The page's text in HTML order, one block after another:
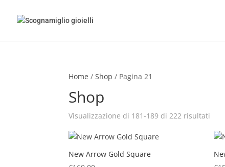
Home /Shop / Pagina 21
Shop
Visualizzazione di 181-189 di 222 risultati
New Arrow Gold Square